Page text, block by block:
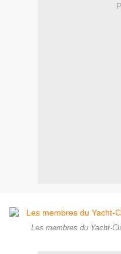
Les membres du Yacht-